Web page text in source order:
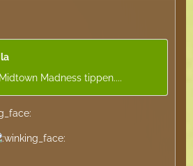
Madness tippen....